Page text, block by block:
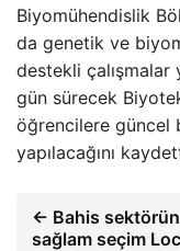
Biyomühendislik
da genetik ve
destekli
gün sürecek
öğrencilere güncel
yapılacağını
← Bahis
sağlam seçim